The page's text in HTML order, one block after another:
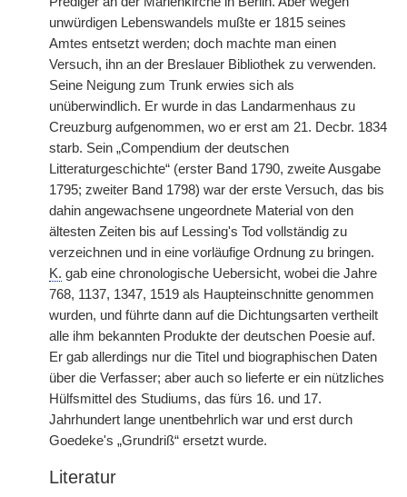
unwürdigen Lebenswandels mußte er 1815 seines
Amtes entsetzt werden; doch machte man einen
Versuch, ihn an der Breslauer Bibliothek zu verwenden.
Seine Neigung zum Trunk erwies sich als
unüberwindlich. Er wurde in das Landarmenhaus zu
Creuzburg aufgenommen, wo er erst am 21. Decbr. 1834
starb. Sein „Compendium der deutschen
Litteraturgeschichte“ (erster Band 1790, zweite Ausgabe
1795; zweiter Band 1798) war der erste Versuch, das bis
dahin angewachsene ungeordnete Material von den
ältesten Zeiten bis auf Lessing's Tod vollständig zu
verzeichnen und in eine vorläufige Ordnung zu bringen.
K. gab eine chronologische Uebersicht, wobei die Jahre
768, 1137, 1347, 1519 als Haupteinschnitte genommen
wurden, und führte dann auf die Dichtungsarten vertheilt
alle ihm bekannten Produkte der deutschen Poesie auf.
Er gab allerdings nur die Titel und biographischen Daten
über die Verfasser; aber auch so lieferte er ein nützliches
Hülfsmittel des Studiums, das fürs 16. und 17.
Jahrhundert lange unentbehrlich war und erst durch
Goedeke's „Grundriß“ ersetzt wurde.
Literatur